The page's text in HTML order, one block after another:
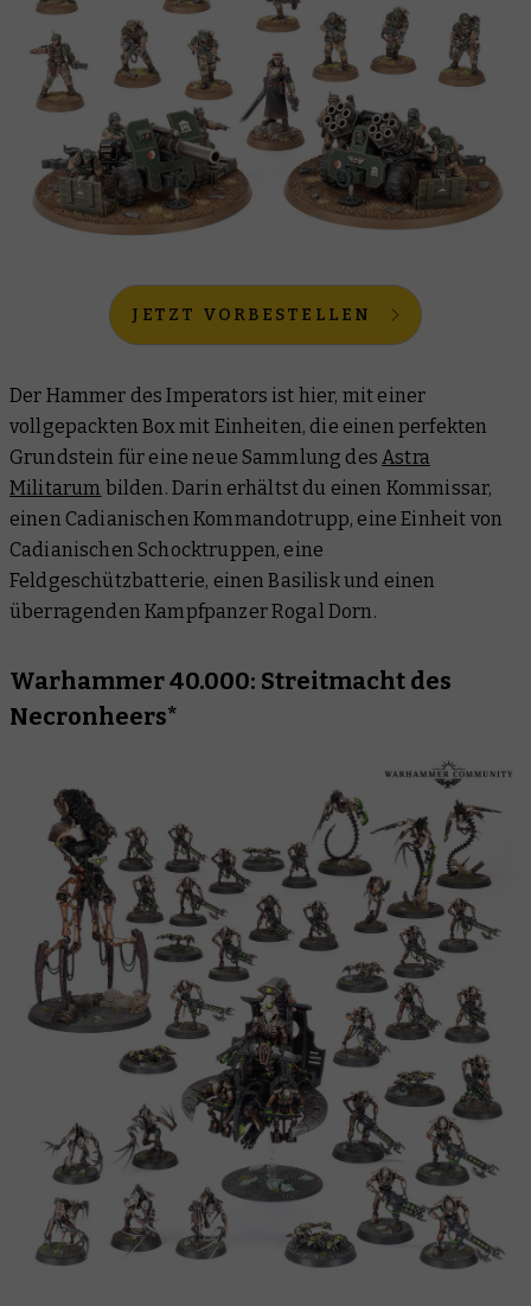
JETZT VORBESTELLEN
Der Hammer des Imperators ist hier, mit einer
vollgepackten Box mit Einheiten, die einen perfekten
Grundstein für eine neue Sammlung desAstra
Militarum bilden. Darin erhältst du einen Kommissar,
einen Cadianischen Kommandotrupp, eine Einheit von
Cadianischen Schocktruppen, eine
Feldgeschützbatterie, einen Basilisk und einen
überragenden Kampfpanzer Rogal Dorn.
Warhammer 40.000: Streitmacht des
Necronheers*